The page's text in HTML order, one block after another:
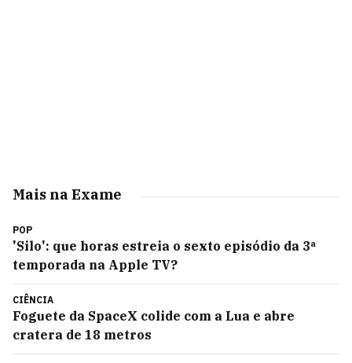
Mais na Exame
POP
'Silo': que horas estreia o sexto episódio da 3ª
temporada na Apple TV?
CIÊNCIA
Foguete da SpaceX colide com a Lua e abre
cratera de 18 metros